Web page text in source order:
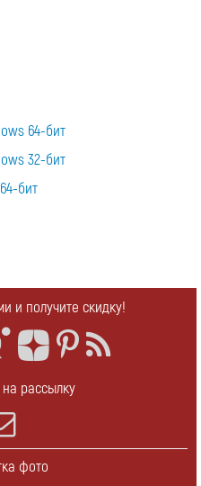
64-бит
32-бит
бит
и получите скидку!
рассылку
фото